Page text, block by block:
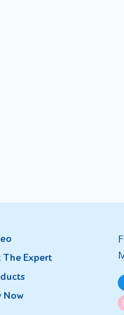
The Expert
Now